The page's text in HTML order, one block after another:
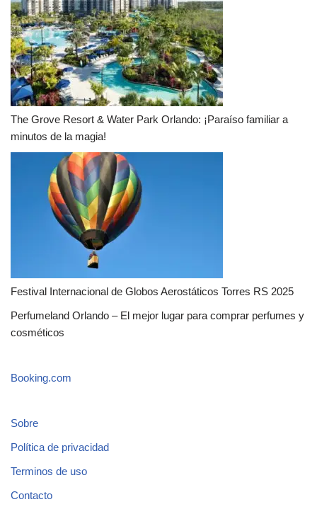
The Grove Resort & Water Park Orlando: ¡Paraíso familiar a
minutos de la magia!
Festival Internacional de Globos Aerostáticos Torres RS 2025
Perfumeland Orlando – El mejor lugar para comprar perfumes y
cosméticos
Booking.com
Sobre
Política de privacidad
Terminos de uso
Contacto